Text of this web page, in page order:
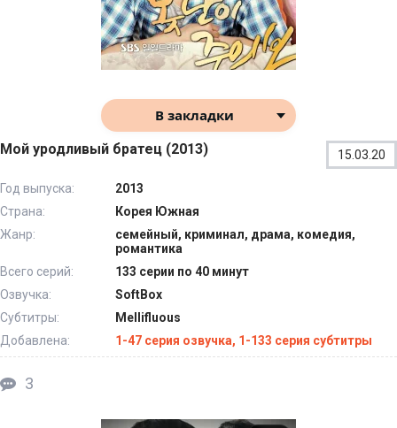
В закладки
Мой уродливый братец (2013) 15.03.20
Год выпуска:
2013
Страна:
Корея Южная
Жанр:
семейный, криминал, драма, комедия,
романтика
Всего серий:
133 серии по 40 минут
Озвучка:
SoftBox
Субтитры:
Mellifluous
Добавлена:
1-47 серия озвучка, 1-133 серия субтитры
3